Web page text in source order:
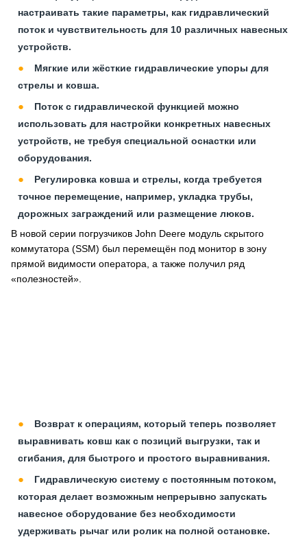
настраивать такие параметры, как гидравлический
поток и чувствительность для 10 различных навесных
устройств.
Мягкие или жёсткие гидравлические упоры для
стрелы и ковша.
Поток с гидравлической функцией можно
использовать для настройки конкретных навесных
устройств, не требуя специальной оснастки или
оборудования.
Регулировка ковша и стрелы, когда требуется
точное перемещение, например, укладка трубы,
дорожных заграждений или размещение люков.
В новой серии погрузчиков John Deere модуль скрытого
коммутатора (SSM) был перемещён под монитор в зону
прямой видимости оператора, а также получил ряд
«полезностей».
Возврат к операциям, который теперь позволяет
выравнивать ковш как с позиций выгрузки, так и
сгибания, для быстрого и простого выравнивания.
Гидравлическую систему с постоянным потоком,
которая делает возможным непрерывно запускать
навесное оборудование без необходимости
удерживать рычаг или ролик на полной остановке.